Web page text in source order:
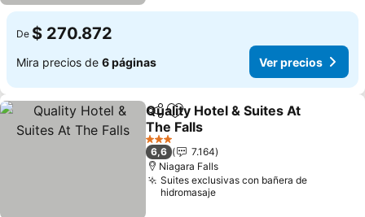
De $ 270.872
Mira precios de 6 páginas Ver precios
CompartirAgregar a favoritos
Quality Hotel & Suites At
The Falls
Ver precios
3 Estrellas
6,6
7.164
Niagara Falls
Suites exclusivas con bañera de
hidromasaje